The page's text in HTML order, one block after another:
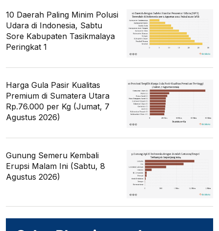
10 Daerah Paling Minim Polusi
Udara di Indonesia, Sabtu
Sore Kabupaten Tasikmalaya
Peringkat 1
Harga Gula Pasir Kualitas
Premium di Sumatera Utara
Rp.76.000 per Kg (Jumat, 7
Agustus 2026)
Gunung Semeru Kembali
Erupsi Malam Ini (Sabtu, 8
Agustus 2026)